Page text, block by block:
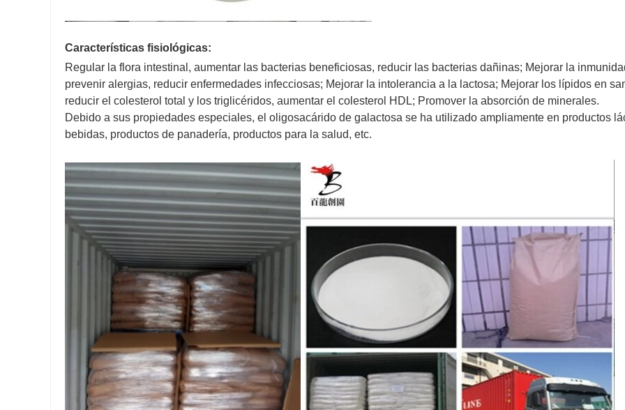
Características fisiológicas:
Regular la flora intestinal, aumentar las bacterias beneficiosas, reducir las bacterias dañinas; Mejorar la
prevenir alergias, reducir enfermedades infecciosas; Mejorar la intolerancia a la lactosa; Mejorar los lípidos en
reducir el colesterol total y los triglicéridos, aumentar el colesterol HDL; Promover la absorción de minerales.
Debido a sus propiedades especiales, el oligosacárido de galactosa se ha utilizado ampliamente en productos
bebidas, productos de panadería, productos para la salud, etc.